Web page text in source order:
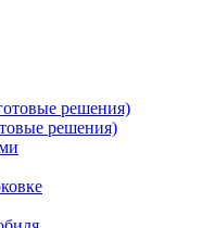
решения)
решения)